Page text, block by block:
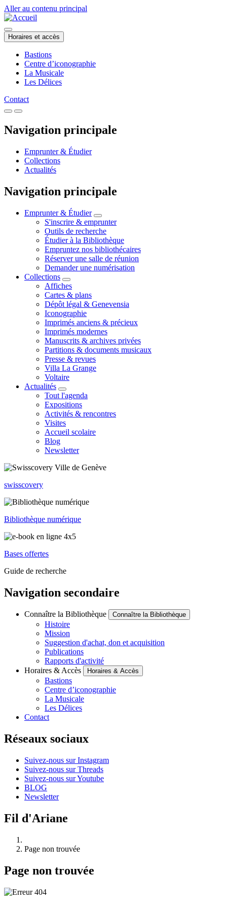
Aller au contenu principal
Horaires et accès
Bastions
Centre d’iconographie
La Musicale
Les Délices
Contact
Navigation principale
Emprunter & Étudier
Collections
Actualités
Navigation principale
Emprunter & Étudier
S'inscrire & emprunter
Outils de recherche
Étudier à la Bibliothèque
Empruntez nos bibliothécaires
Réserver une salle de réunion
Demander une numérisation
Collections
Affiches
Cartes & plans
Dépôt légal & Genevensia
Iconographie
Imprimés anciens & précieux
Imprimés modernes
Manuscrits & archives privées
Partitions & documents musicaux
Presse & revues
Villa La Grange
Voltaire
Actualités
Tout l'agenda
Expositions
Activités & rencontres
Visites
Accueil scolaire
Blog
Newsletter
swisscovery
Bibliothèque numérique
Bases offertes
Guide de recherche
Navigation secondaire
Connaître la Bibliothèque Connaître la Bibliothèque
Histoire
Mission
Suggestion d'achat, don et acquisition
Publications
Rapports d'activité
Horaires & Accès
Horaires & Accès
Bastions
Centre d’iconographie
La Musicale
Les Délices
Contact
Réseaux sociaux
Suivez-nous sur Instagram
Suivez-nous sur Threads
Suivez-nous sur Youtube
BLOG
Newsletter
Fil d'Ariane
Page non trouvée
Page non trouvée